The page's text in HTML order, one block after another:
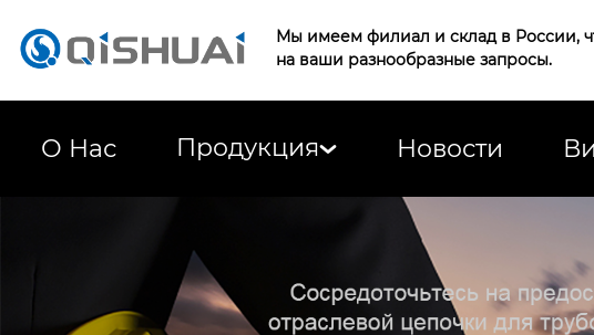
Мы имеем филиал и склад в России,
на ваши разнообразные запросы.
О Нас Продукция Новости